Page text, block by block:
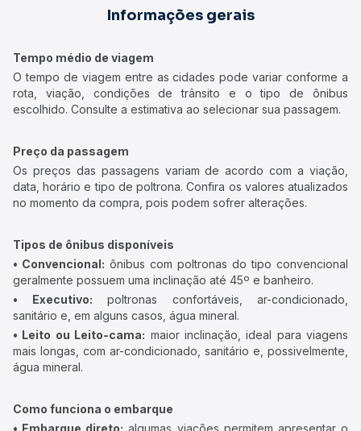
Informações gerais
Tempo médio de viagem
O tempo de viagem entre as cidades pode variar conforme a
rota, viação, condições de trânsito e o tipo de ônibus
escolhido. Consulte a estimativa ao selecionar sua passagem.
Preço da passagem
Os preços das passagens variam de acordo com a viação,
data, horário e tipo de poltrona. Confira os valores atualizados
no momento da compra, pois podem sofrer alterações.
Tipos de ônibus disponíveis
• Convencional: ônibus com poltronas do tipo convencional
geralmente possuem uma inclinação até 45º e banheiro.
• Executivo: poltronas confortáveis, ar-condicionado,
sanitário e, em alguns casos, água mineral.
• Leito ou Leito-cama: maior inclinação, ideal para viagens
mais longas, com ar-condicionado, sanitário e, possivelmente,
água mineral.
Como funciona o embarque
• Embarque direto: algumas viações permitem apresentar o